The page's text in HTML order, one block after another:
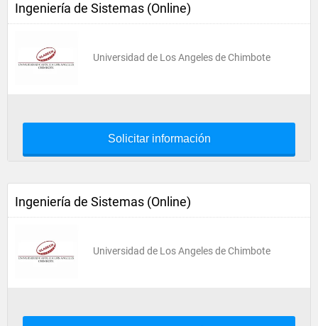
Ingeniería de Sistemas (Online)
Universidad de Los Angeles de Chimbote
Solicitar información
Ingeniería de Sistemas (Online)
Universidad de Los Angeles de Chimbote